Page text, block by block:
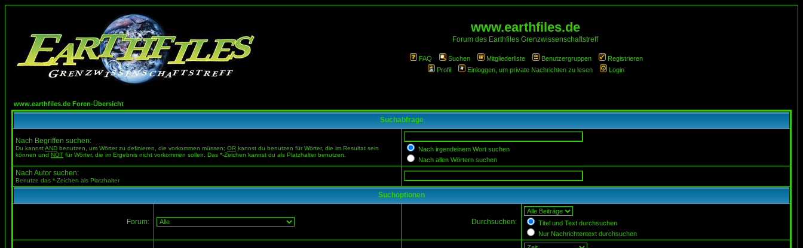
www.earthfiles.de
Forum des Earthfiles Grenzwissenschaftstreff
FAQ Suchen Mitgliederliste Benutzergruppen
Registrieren
Profil
Einloggen, um private Nachrichten zu lesen Login
www.earthfiles.de Foren-Übersicht
Suchabfrage
Nach Begriffen suchen:
Du kannstAND benutzen, um Wörter zu definieren, die vorkommen müssen; OR kannst du benutzen für Wörter, die im Resultat sein
können und NOT für Wörter, die im Ergebnis nicht vorkommen sollen. Das *-Zeichen kannst du als Platzhalter benutzen.
Nach irgendeinem Wort suchen
Nach allen Wörtern suchen
Nach Autor suchen:
Benutze das *-Zeichen als Platzhalter
Suchoptionen
Forum: Durchsuchen:
Titel und Text durchsuchen
Nur Nachrichtentext durchsuchen